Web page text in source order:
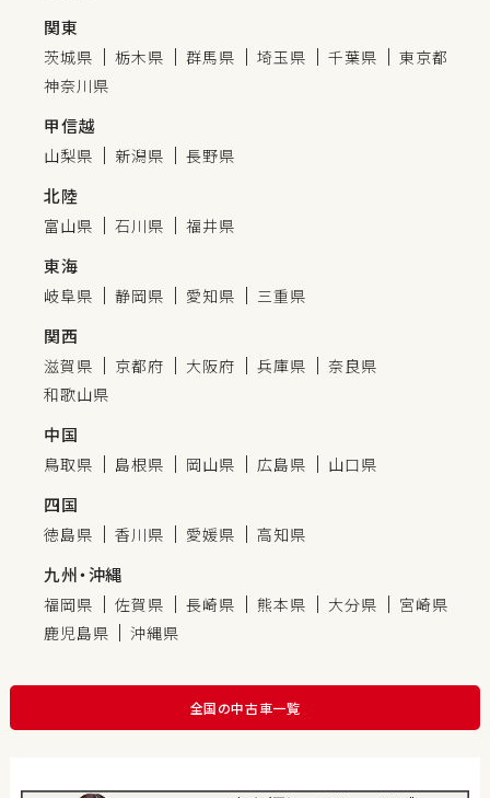
関東
茨城県 栃木県 群馬県 埼玉県 千葉県
東京都
神奈川県
甲信越
山梨県 新潟県 長野県
北陸
富山県 石川県 福井県
東海
岐阜県 静岡県 愛知県 三重県
関西
滋賀県 京都府 大阪府 兵庫県
奈良県
和歌山県
中国
鳥取県 島根県 岡山県 広島県 山口県
四国
徳島県 香川県 愛媛県 高知県
九州・沖縄
福岡県 佐賀県 長崎県 熊本県 大分県
宮崎県
鹿児島県
沖縄県
全国の中古車一覧